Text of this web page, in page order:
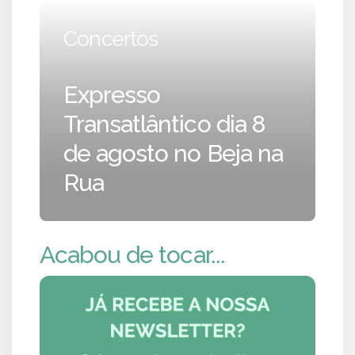
Concertos
Expresso
Transatlântico dia 8
de agosto no Beja na
Rua
Acabou de tocar...